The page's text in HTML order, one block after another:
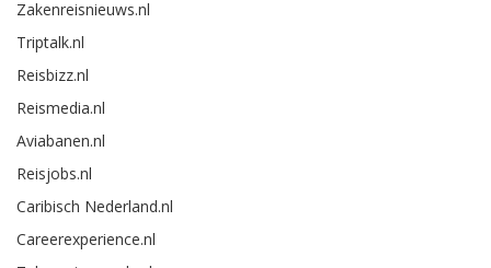
Zakenreisnieuws.nl
Triptalk.nl
Reisbizz.nl
Reismedia.nl
Aviabanen.nl
Reisjobs.nl
Caribisch Nederland.nl
Careerexperience.nl